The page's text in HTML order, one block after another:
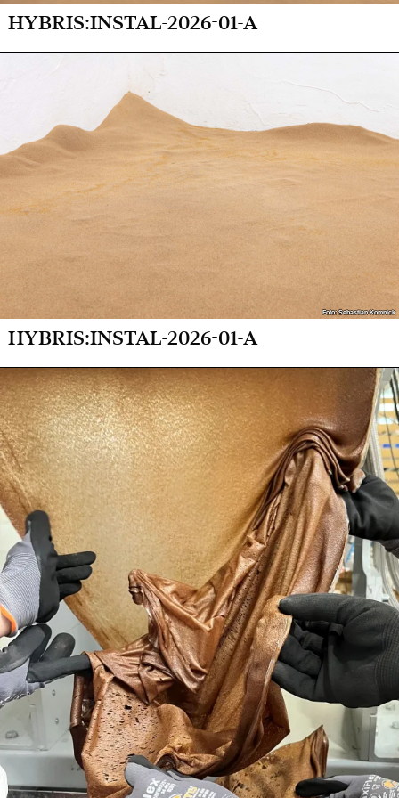
HYBRIS:INSTAL-2026-01-A
Foto: Sebastian Komnick
Foto: Sebastian Komnick
HYBRIS:INSTAL-2026-01-A